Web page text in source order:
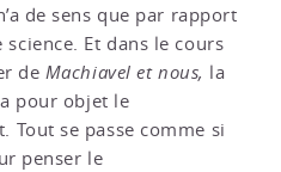
de sens que par rapport
science. Et dans le cours
de Machiavel et nous, la
pour objet le
Tout se passe comme si
penser le